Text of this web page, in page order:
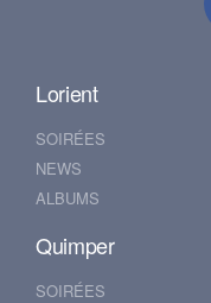
Lorient
SOIRÉES
NEWS
ALBUMS
Quimper
SOIRÉES